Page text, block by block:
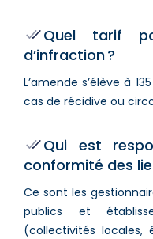
Quel tarif
d’infraction ?
L’amende s’élève à
cas de récidive ou
Qui est
conformité des
Ce sont les
publics et
(collectivités locales,